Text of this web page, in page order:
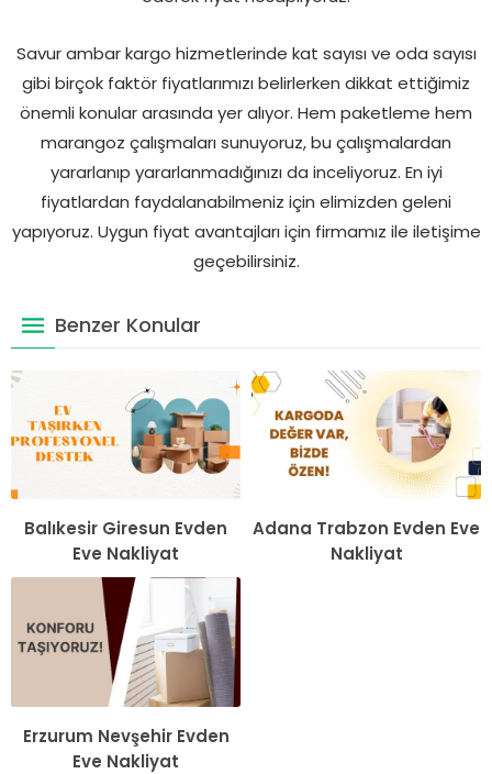
Savur ambar kargo hizmetlerinde kat sayısı ve oda sayısı
gibi birçok faktör fiyatlarımızı belirlerken dikkat ettiğimiz
önemli konular arasında yer alıyor. Hem paketleme hem
marangoz çalışmaları sunuyoruz, bu çalışmalardan
yararlanıp yararlanmadığınızı da inceliyoruz. En iyi
fiyatlardan faydalanabilmeniz için elimizden geleni
yapıyoruz. Uygun fiyat avantajları için firmamız ile iletişime
geçebilirsiniz.
Benzer Konular
Balıkesir Giresun Evden
Eve Nakliyat
Adana Trabzon Evden Eve
Nakliyat
Erzurum Nevşehir Evden
Eve Nakliyat